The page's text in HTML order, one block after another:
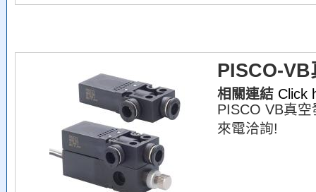
PISCO-VB
相關連結 Click
PISCO VB真
來電洽詢!